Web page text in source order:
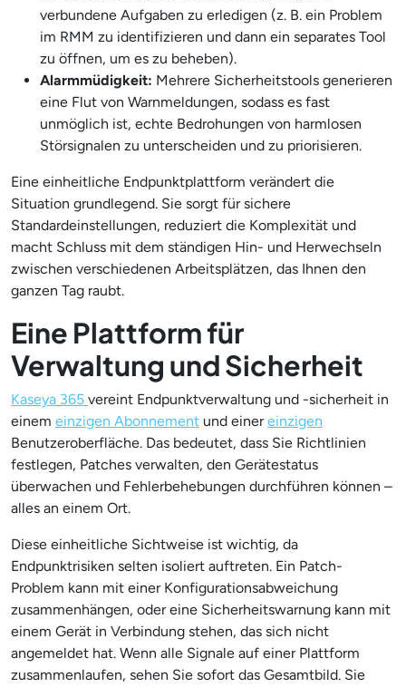
verbundene Aufgaben zu erledigen (z. B. ein Problem
im RMM zu identifizieren und dann ein separates Tool
zu öffnen, um es zu beheben).
Alarmmüdigkeit: Mehrere Sicherheitstools generieren
eine Flut von Warnmeldungen, sodass es fast
unmöglich ist, echte Bedrohungen von harmlosen
Störsignalen zu unterscheiden und zu priorisieren.
Eine einheitliche Endpunktplattform verändert die
Situation grundlegend. Sie sorgt für sichere
Standardeinstellungen, reduziert die Komplexität und
macht Schluss mit dem ständigen Hin- und Herwechseln
zwischen verschiedenen Arbeitsplätzen, das Ihnen den
ganzen Tag raubt.
Eine Plattform für
Verwaltung und Sicherheit
Kaseya 365 vereint Endpunktverwaltung und -sicherheit in
einem einzigen Abonnement und einereinzigen
Benutzeroberfläche. Das bedeutet, dass Sie Richtlinien
festlegen, Patches verwalten, den Gerätestatus
überwachen und Fehlerbehebungen durchführen können –
alles an einem Ort.
Diese einheitliche Sichtweise ist wichtig, da
Endpunktrisiken selten isoliert auftreten. Ein Patch-
Problem kann mit einer Konfigurationsabweichung
zusammenhängen, oder eine Sicherheitswarnung kann mit
einem Gerät in Verbindung stehen, das sich nicht
angemeldet hat. Wenn alle Signale auf einer Plattform
zusammenlaufen, sehen Sie sofort das Gesamtbild. Sie